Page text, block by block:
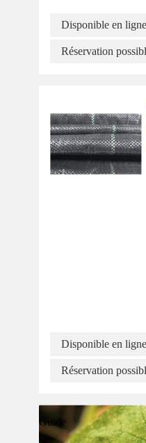
Disponible en ligne
Réservation
Disponible en ligne
Réservation
Guide